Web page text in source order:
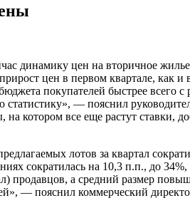
динамику цен на вторичное
цен в первом квартале, как
покупателей быстрее
статистику», — пояснил
котором все еще растут
лотов за квартал
сократилась на 10,3 п.п., до
продавцов, а средний размер
— пояснил коммерческий